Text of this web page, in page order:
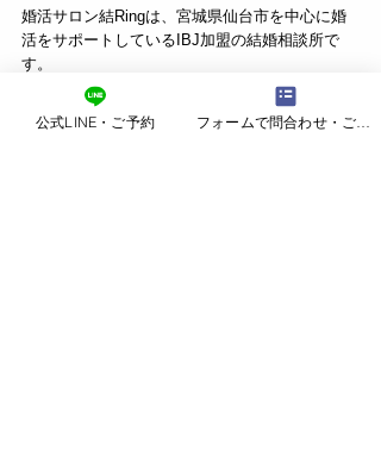
婚活サロン結Ringは、宮城県仙台市を中心に婚
活をサポートしているIBJ加盟の結婚相談所で
す。
20代・30代・40代の本気の婚活を仲人が丁寧に
サポートしています。
公式LINE・ご予約